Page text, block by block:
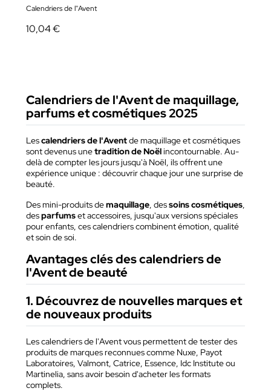
Calendriers de l''Avent
10,04 €
Calendriers de l'Avent de maquillage,
parfums et cosmétiques 2025
Lescalendriers de l'Aventde maquillage et cosmétiques
sont devenus unetradition de Noëlincontournable. Au-
delà de compter les jours jusqu'à Noël, ils offrent une
expérience unique : découvrir chaque jour une surprise de
beauté.
Des mini-produits demaquillage, dessoins cosmétiques,
desparfumset accessoires, jusqu'aux versions spéciales
pour enfants, ces calendriers combinent émotion, qualité
et soin de soi.
Avantages clés des calendriers de
l'Avent de beauté
1. Découvrez de nouvelles marques et
de nouveaux produits
Les calendriers de l'Avent vous permettent de tester des
produits de marques reconnues comme Nuxe, Payot
Laboratoires, Valmont, Catrice, Essence, Idc Institute ou
Martinelia, sans avoir besoin d'acheter les formats
complets.